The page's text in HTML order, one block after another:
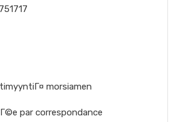
morsiamen
par correspondance